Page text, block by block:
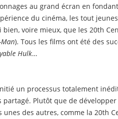
au grand écran en
du cinéma, les tout jeunes
voire mieux, que les 20th
). Tous les films ont été des
Hulk…
un processus totalement
partagé. Plutôt que de développer
des autres, comme la 20th